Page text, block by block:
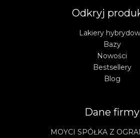
Odkryj
Lakiery
Bazy
Nowości
Bestsellery
Blog
Dane firmy
MOYCI SPÓŁKA Z